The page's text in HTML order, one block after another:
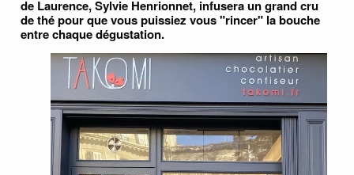
de Laurence, Sylvie Henrionnet, infusera un grand cru
de thé pour que vous puissiez vous "rincer" la bouche
entre chaque dégustation.